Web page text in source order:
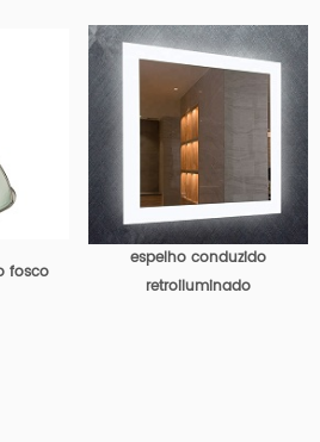
fosco
espelho conduzido
retroiluminado